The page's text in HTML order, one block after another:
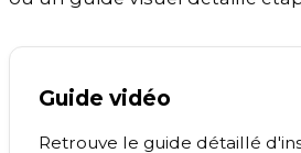
Guide vidéo
Retrouve le guide détaillé